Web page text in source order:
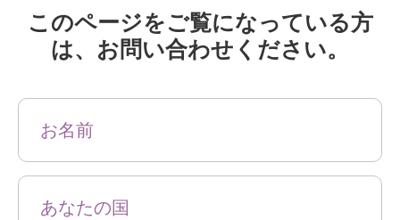
このページをご覧になっている方
は、お問い合わせください。